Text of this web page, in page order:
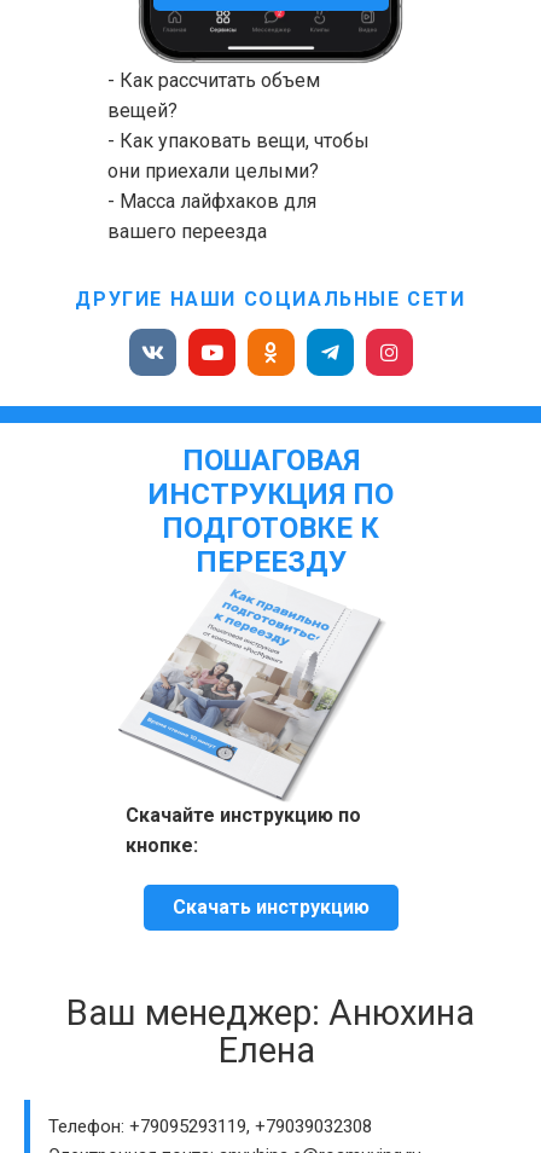
- Как рассчитать объем
вещей?
- Как упаковать вещи, чтобы
они приехали целыми?
- Масса лайфхаков для
вашего переезда
ДРУГИЕ НАШИ СОЦИАЛЬНЫЕ СЕТИ
ПОШАГОВАЯ
ИНСТРУКЦИЯ ПО
ПОДГОТОВКЕ К
ПЕРЕЕЗДУ
Скачайте инструкцию по
кнопке:
Скачать инструкцию
Ваш менеджер: Анюхина
Елена
Телефон: +79095293119, +79039032308